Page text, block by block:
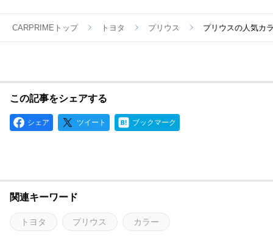
CARPRIMEトップ トヨタ プリウス プリウスの人気カ
この記事をシェアする
シェア ツイート ブックマーク
関連キーワード
トヨタ プリウス カラー